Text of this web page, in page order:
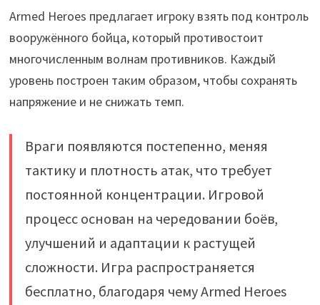
Armed Heroes предлагает игроку взять под контроль
вооружённого бойца, который противостоит
многочисленным волнам противников. Каждый
уровень построен таким образом, чтобы сохранять
напряжение и не снижать темп.
Враги появляются постепенно, меняя
тактику и плотность атак, что требует
постоянной концентрации. Игровой
процесс основан на чередовании боёв,
улучшений и адаптации к растущей
сложности. Игра распространяется
бесплатно, благодаря чему Armed Heroes